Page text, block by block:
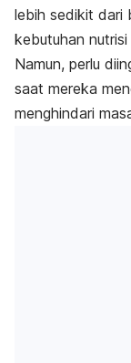
lebih sedikit dari
kebutuhan
Namun, perlu
saat mereka
menghindari